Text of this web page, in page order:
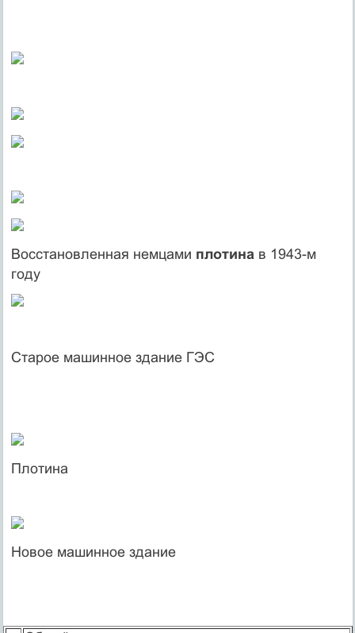
Восстановленная немцами плотина в 1943-м
году
Старое машинное здание ГЭС
Плотина
Новое машинное здание